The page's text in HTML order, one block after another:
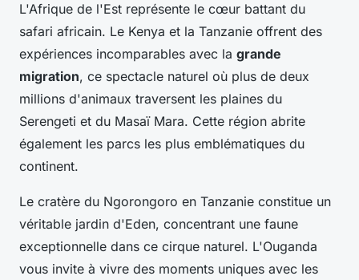
L'Afrique de l'Est représente le cœur battant du
safari africain. Le Kenya et la Tanzanie offrent des
expériences incomparables avec la grande
migration, ce spectacle naturel où plus de deux
millions d'animaux traversent les plaines du
Serengeti et du Masaï Mara. Cette région abrite
également les parcs les plus emblématiques du
continent.
Le cratère du Ngorongoro en Tanzanie constitue un
véritable jardin d'Eden, concentrant une faune
exceptionnelle dans ce cirque naturel. L'Ouganda
vous invite à vivre des moments uniques avec les